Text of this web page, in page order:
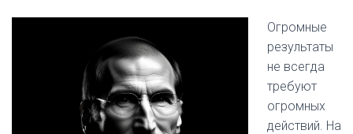
Огромные
результаты
не всегда
требуют
огромных
действий. На